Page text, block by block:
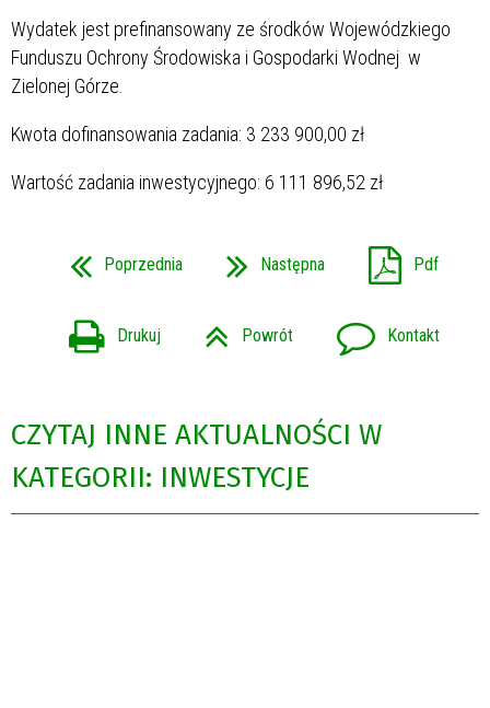
Wydatek jest prefinansowany ze środków Wojewódzkiego
Funduszu Ochrony Środowiska i Gospodarki Wodnej w
Zielonej Górze.
Kwota dofinansowania zadania: 3 233 900,00 zł
Wartość zadania inwestycyjnego: 6 111 896,52 zł
Poprzednia Następna Pdf
Drukuj Powrót Kontakt
CZYTAJ INNE AKTUALNOŚCI W
KATEGORII: INWESTYCJE